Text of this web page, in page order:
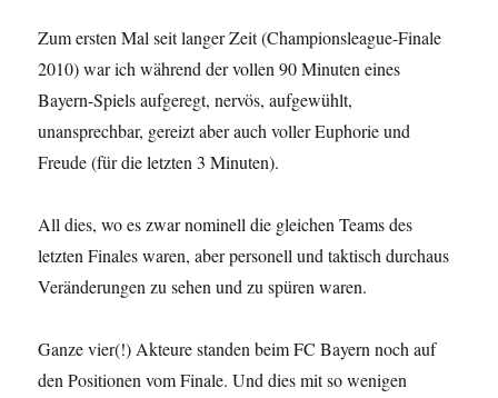
Zum ersten Mal seit langer Zeit (Championsleague-Finale
2010) war ich während der vollen 90 Minuten eines
Bayern-Spiels aufgeregt, nervös, aufgewühlt,
unansprechbar, gereizt aber auch voller Euphorie und
Freude (für die letzten 3 Minuten).
All dies, wo es zwar nominell die gleichen Teams des
letzten Finales waren, aber personell und taktisch durchaus
Veränderungen zu sehen und zu spüren waren.
Ganze vier(!) Akteure standen beim FC Bayern noch auf
den Positionen vom Finale. Und dies mit so wenigen